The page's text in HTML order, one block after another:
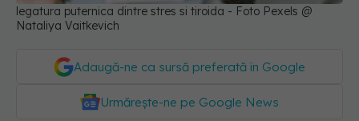
legatura puternica dintre stres si tiroida - Foto Pexels @
Nataliya Vaitkevich
Adaugă-ne ca sursă preferată în Google
Urmărește-ne pe Google News